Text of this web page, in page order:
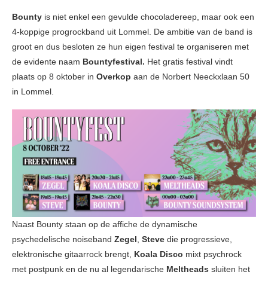
Bounty is niet enkel een gevulde chocoladereep, maar ook een
4-koppige progrockband uit Lommel. De ambitie van de band is
groot en dus besloten ze hun eigen festival te organiseren met
de evidente naam Bountyfestival. Het gratis festival vindt
plaats op 8 oktober in Overkop aan de Norbert Neeckxlaan 50
in Lommel.
Naast Bounty staan op de affiche de dynamische
psychedelische noiseband Zegel Steve die progressieve,
elektronische gitaarrock brengt, Koala Disco mixt psychrock
met postpunk en de nu al legendarische Meltheads sluiten het